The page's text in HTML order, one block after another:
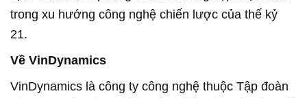
trong xu hướng công nghệ chiến lược của thế kỷ
21.
Về VinDynamics
VinDynamics là công ty công nghệ thuộc Tập đoàn